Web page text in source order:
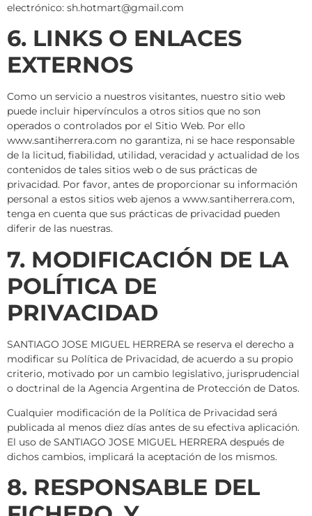
electrónico: sh.hotmart@gmail.com
6. LINKS O ENLACES
EXTERNOS
Como un servicio a nuestros visitantes, nuestro sitio web
puede incluir hipervínculos a otros sitios que no son
operados o controlados por el Sitio Web. Por ello
www.santiherrera.com no garantiza, ni se hace responsable
de la licitud, fiabilidad, utilidad, veracidad y actualidad de los
contenidos de tales sitios web o de sus prácticas de
privacidad. Por favor, antes de proporcionar su información
personal a estos sitios web ajenos a www.santiherrera.com,
tenga en cuenta que sus prácticas de privacidad pueden
diferir de las nuestras.
7. MODIFICACIÓN DE LA
POLÍTICA DE
PRIVACIDAD
SANTIAGO JOSE MIGUEL HERRERA se reserva el derecho a
modificar su Política de Privacidad, de acuerdo a su propio
criterio, motivado por un cambio legislativo, jurisprudencial
o doctrinal de la Agencia Argentina de Protección de Datos.
Cualquier modificación de la Política de Privacidad será
publicada al menos diez días antes de su efectiva aplicación.
El uso de SANTIAGO JOSE MIGUEL HERRERA después de
dichos cambios, implicará la aceptación de los mismos.
8. RESPONSABLE DEL